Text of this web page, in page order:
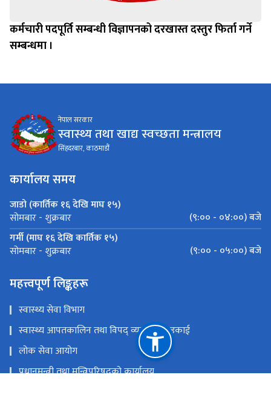
कर्मचारी पदपूर्ति सम्बन्धी विज्ञापनको दरखास्त दस्तुर फिर्ता गर्ने
सम्बन्धमा ।
नेपाल सरकार
स्वास्थ्य तथा खाद्य स्वच्छता मन्त्रालय
सिंहदरबार, काठमाडौं
कार्यालय समय
जाडो (कार्तिक १६ देखि माघ १५)
सोमबार - शुक्रबार
(९:०० - ०४:००) बजे
गर्मी (माघ १६ देखि कार्तिक १५)
सोमबार - शुक्रबार (९:०० - ०५:००) बजे
महत्त्वपूर्ण लिङ्कहरू
स्वास्थ्य सेवा विभाग
स्वास्थ्य आपतकालिन तथा विपद् व्यवस्थापन इकाई
लोक सेवा आयोग
प्रधानमन्त्री तथा मन्त्रिपरिषद्‍को कार्यालय